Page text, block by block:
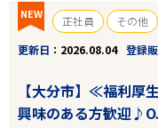
NEW 正社員
その他
更新日
2026.08.04 登録
【大分市】≪福利
興味のある方歓迎